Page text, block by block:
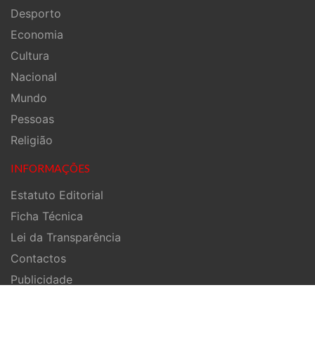
Desporto
Economia
Cultura
Nacional
Mundo
Pessoas
Religião
INFORMAÇÕES
Estatuto Editorial
Ficha Técnica
Lei da Transparência
Contactos
Publicidade